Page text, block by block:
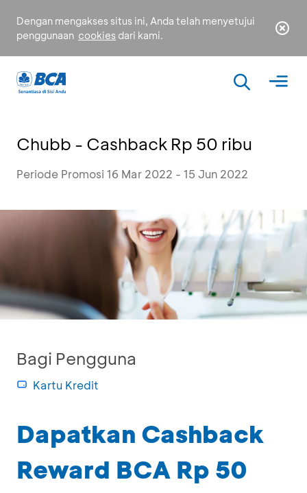
Dengan mengakses situs ini, Anda telah menyetujui
penggunaan cookies dari kami.
Chubb - Cashback Rp 50 ribu
Periode Promosi 16 Mar 2022 - 15 Jun 2022
Bagi Pengguna
Kartu Kredit
Dapatkan Cashback
Reward BCA Rp 50